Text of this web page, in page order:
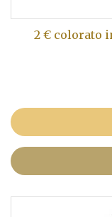
2 € colorato